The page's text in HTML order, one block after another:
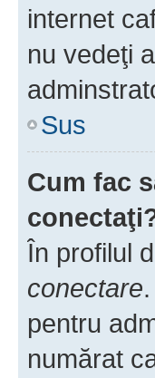
internet
nu vedeţi
Sus
Cum fac
În profilul
conectare
pentru
numărat